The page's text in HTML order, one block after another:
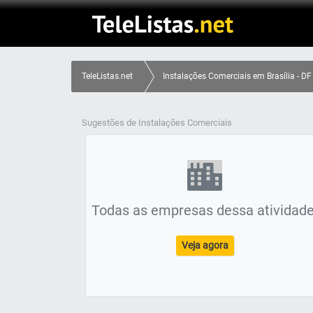
TeleListas.net Instalações Comerciais em Brasília - DF
Sugestões de Instalações Comerciais
Todas as empresas dessa
Veja agora